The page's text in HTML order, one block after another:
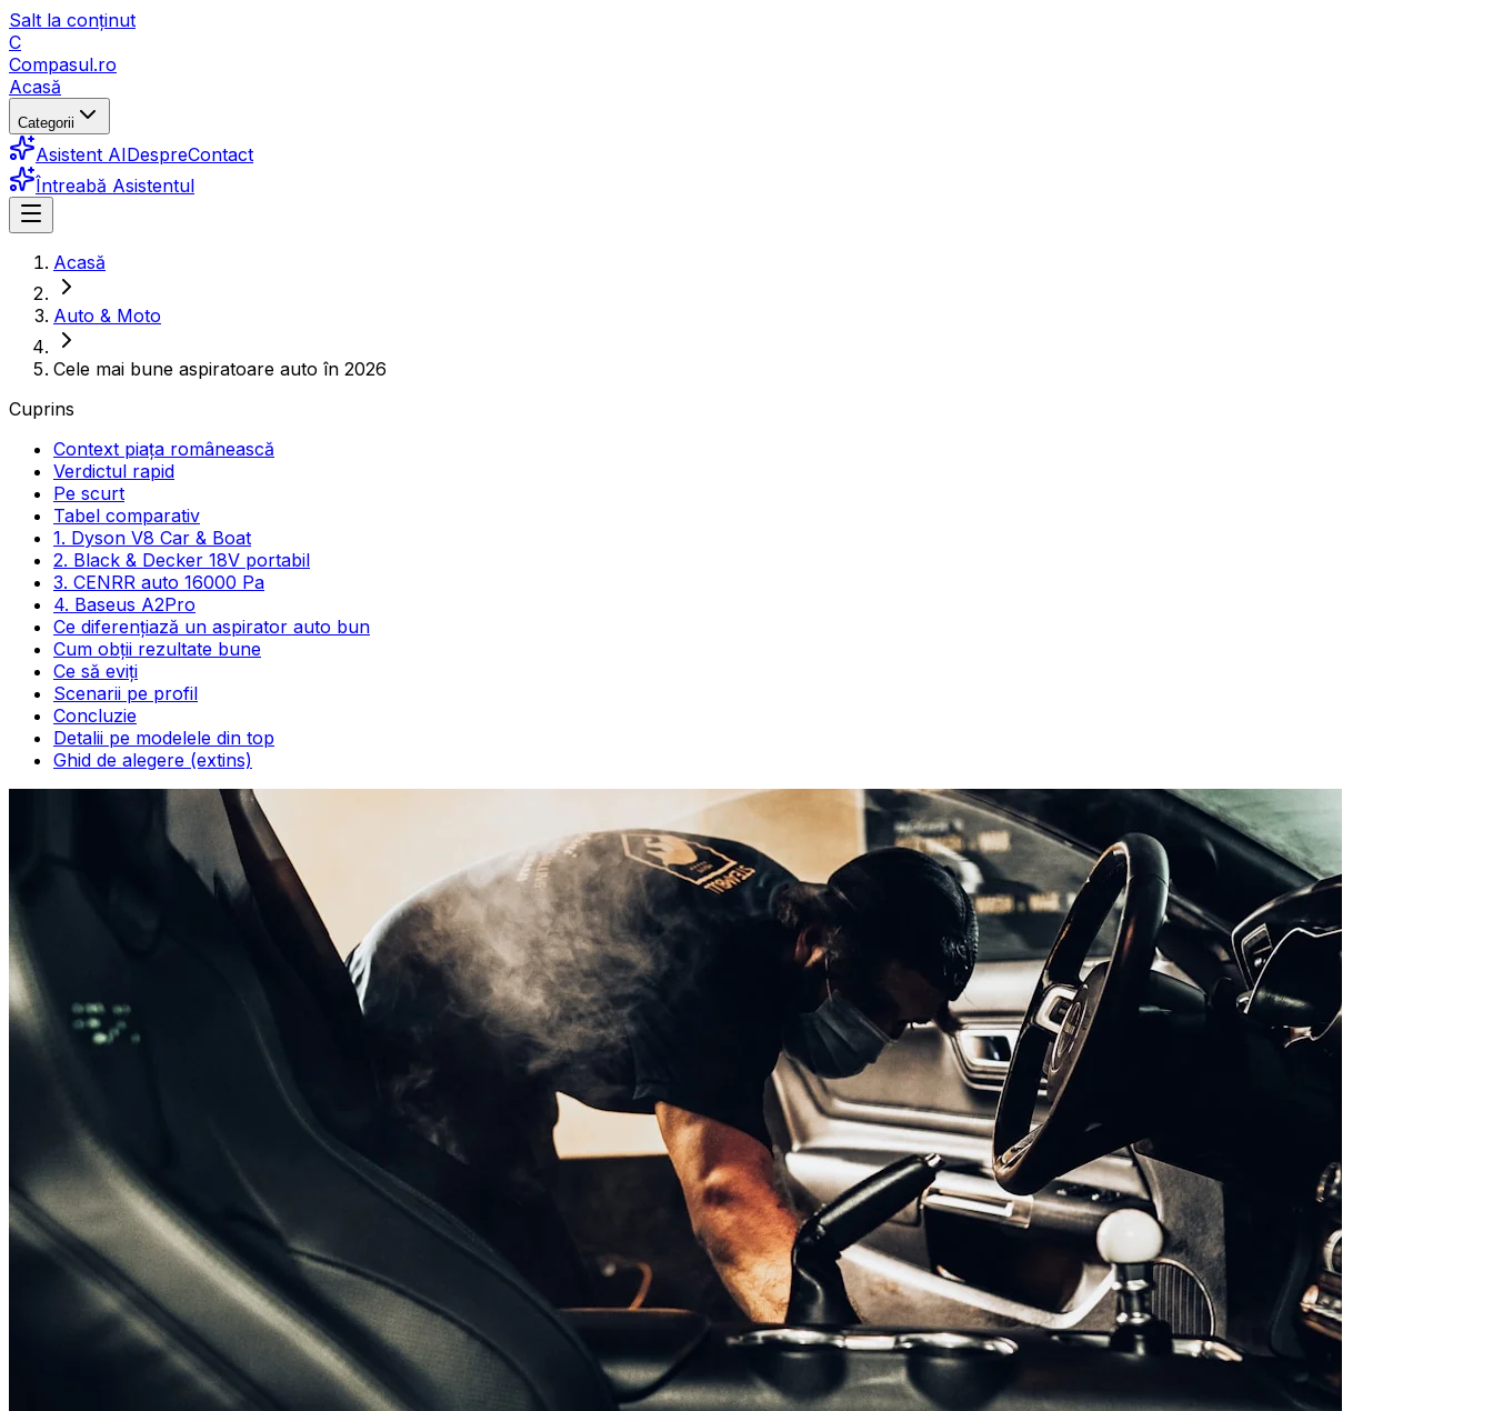
Salt la conținut
C
Compasul.ro
Acasă
Categorii
Asistent AIDespreContact
Întreabă Asistentul
Acasă
Auto & Moto
Cele mai bune aspiratoare auto în 2026
Cuprins
Context piața românească
Verdictul rapid
Pe scurt
Tabel comparativ
1. Dyson V8 Car & Boat
2. Black & Decker 18V portabil
3. CENRR auto 16000 Pa
4. Baseus A2Pro
Ce diferențiază un aspirator auto bun
Cum obții rezultate bune
Ce să eviți
Scenarii pe profil
Concluzie
Detalii pe modelele din top
Ghid de alegere (extins)